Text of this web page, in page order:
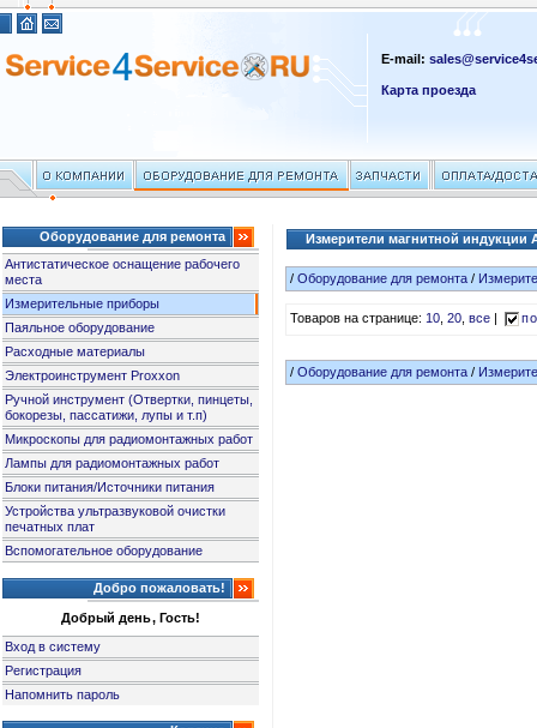
E-mail:
Карта проезда
Оборудование для ремонта
Антистатическое оснащение рабочего
места
Измерительные приборы
Паяльное оборудование
Расходные материалы
Электроинструмент Proxxon
Ручной инструмент (Отвертки, пинцеты,
бокорезы, пассатижи, лупы и т.п)
Микроскопы для радиомонтажных работ
Лампы для радиомонтажных работ
Блоки питания/Источники питания
Устройства ультразвуковой очистки
печатных плат
Вспомогательное оборудование
Добро пожаловать!
Добрый день, Гость!
Вход в систему
Регистрация
Напомнить пароль
Измерители магнитной индукции
/Оборудование для ремонта /
Товаров на странице:10,20,все
/Оборудование для ремонта /